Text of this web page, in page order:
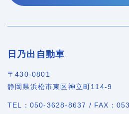
日乃出自動車
〒430-0801
静岡県浜松市東区神立町114-9
TEL：050-3628-8637 / FAX：